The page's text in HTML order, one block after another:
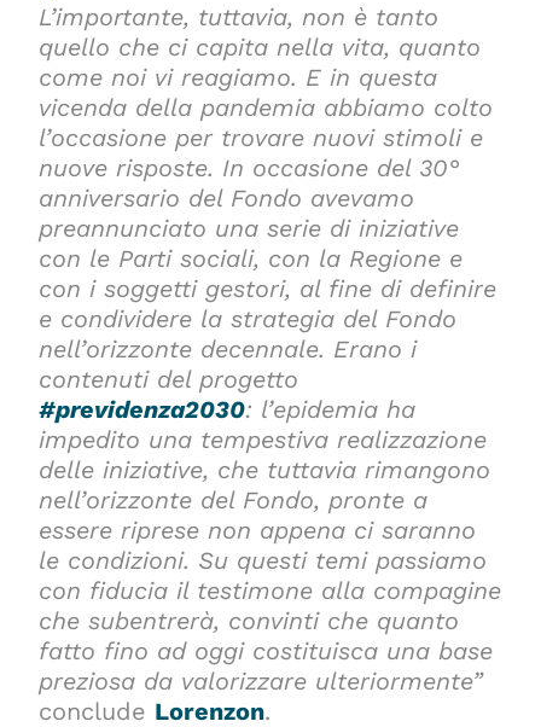
L’importante, tuttavia, non è tanto
quello che ci capita nella vita, quanto
come noi vi reagiamo. E in questa
vicenda della pandemia abbiamo colto
l’occasione per trovare nuovi stimoli e
nuove risposte. In occasione del 30°
anniversario del Fondo avevamo
preannunciato una serie di iniziative
con le Parti sociali, con la Regione e
con i soggetti gestori, al fine di definire
e condividere la strategia del Fondo
nell’orizzonte decennale. Erano i
contenuti del progetto
#previdenza2030: l’epidemia ha
impedito una tempestiva realizzazione
delle iniziative, che tuttavia rimangono
nell’orizzonte del Fondo, pronte a
essere riprese non appena ci saranno
le condizioni. Su questi temi passiamo
con fiducia il testimone alla compagine
che subentrerà, convinti che quanto
fatto fino ad oggi costituisca una base
preziosa da valorizzare ulteriormente”
conclude Lorenzon.